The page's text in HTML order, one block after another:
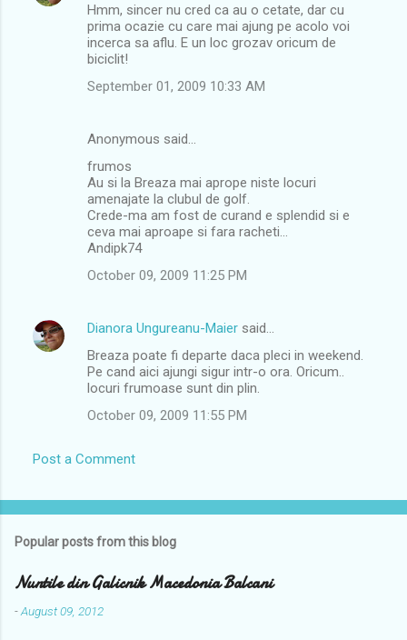
Hmm, sincer nu cred ca au o cetate, dar cu
prima ocazie cu care mai ajung pe acolo voi
incerca sa aflu. E un loc grozav oricum de
biciclit!
September 01, 2009 10:33 AM
Anonymous said…
frumos
Au si la Breaza mai aprope niste locuri
amenajate la clubul de golf.
Crede-ma am fost de curand e splendid si e
ceva mai aproape si fara racheti...
Andipk74
October 09, 2009 11:25 PM
Dianora Ungureanu-Maier said…
Breaza poate fi departe daca pleci in weekend.
Pe cand aici ajungi sigur intr-o ora. Oricum..
locuri frumoase sunt din plin.
October 09, 2009 11:55 PM
Post a Comment
Popular posts from this blog
Nuntile din Galicnik Macedonia Balcani
-August 09, 2012